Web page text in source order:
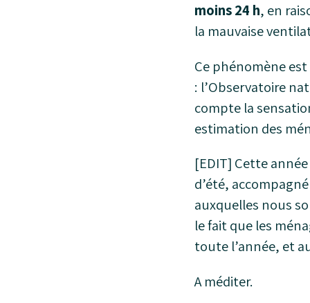
moins 24 h, en
la mauvaise
Ce phénomène
: l’Observatoire
compte la
estimation des
[EDIT] Cette
d’été,
auxquelles nous
le fait que les
toute l’année, et
A méditer.